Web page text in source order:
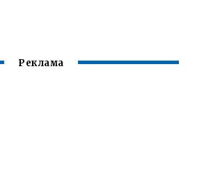
Реклама